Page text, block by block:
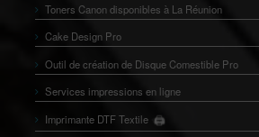
Toners Canon disponibles à La Réunion
Cake Design Pro
Outil de création de Disque Comestible Pro
Services impressions en ligne
Imprimante DTF Textile 🖨️
👕